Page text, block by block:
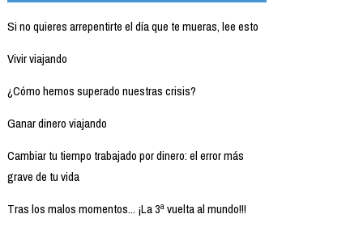
Si no quieres arrepentirte el día que te mueras, lee esto
Vivir viajando
¿Cómo hemos superado nuestras crisis?
Ganar dinero viajando
Cambiar tu tiempo trabajado por dinero: el error más
grave de tu vida
Tras los malos momentos... ¡La 3ª vuelta al mundo!!!